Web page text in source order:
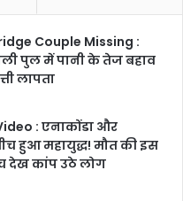
Couple Missing :
पुल में पानी के तेज बहाव
लापता
: एनाकोंडा और
हुआ महायुद्ध! मौत की इस
देख कांप उठे लोग